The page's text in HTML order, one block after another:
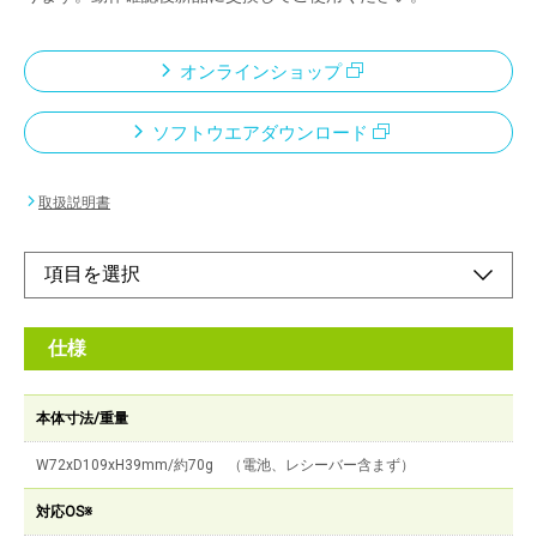
オンラインショップ
ソフトウエアダウンロード
取扱説明書
仕様
本体寸法/重量
W72xD109xH39mm/約70g （電池、レシーバー含まず）
対応OS※